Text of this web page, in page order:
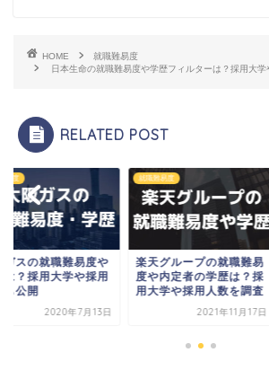
HOME
就職難易度
日本生命の就職難易度や学歴フィルターは？採用大学
RELATED POST
易度
ガスの就職難易度や
は？採用大学や採用
も公開
2020年7月13日
就職難易度
楽天グループの就職難易
度や内定者の学歴は？採
用大学や採用人数を調査
2021年11月17日